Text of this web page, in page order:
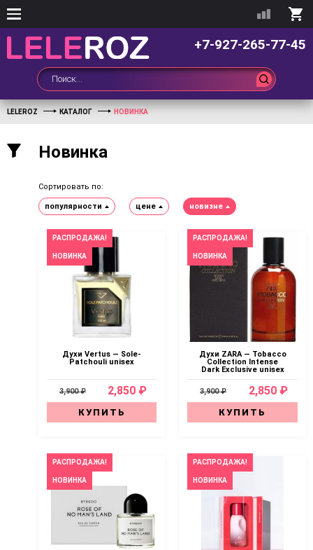
+7-927-265-77-45
LELEROZ КАТАЛОГ НОВИНКА
Новинка
Сортировать по:
популярности цене новизне
РАСПРОДАЖА!
НОВИНКА
Духи Vertus — Sole-
Patchouli unisex
3,900 ₽ 2,850 ₽
КУПИТЬ
РАСПРОДАЖА!
НОВИНКА
Духи ZARA — Tobacco
Collection Intense
Dark Exclusive unisex
3,900 ₽ 2,850 ₽
КУПИТЬ
РАСПРОДАЖА!
НОВИНКА
РАСПРОДАЖА!
НОВИНКА